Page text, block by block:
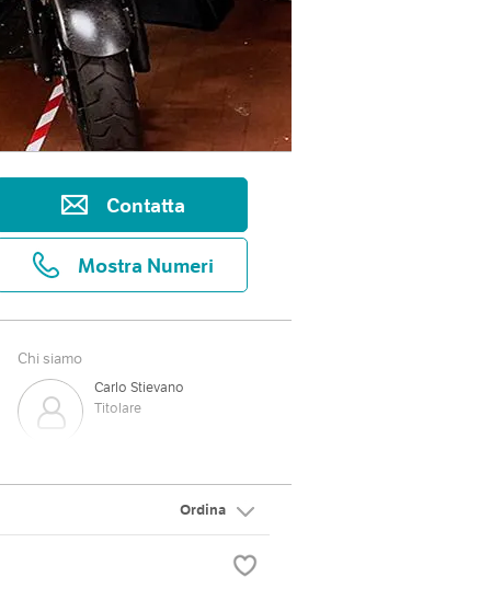
Contatta
Mostra Numeri
Chi siamo
Carlo Stievano
Titolare
Responsabile Service
Ordina